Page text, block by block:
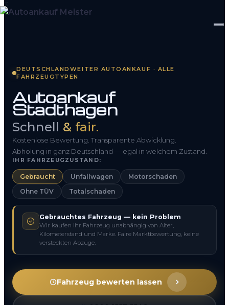
So funktioniert’s
Kontakt
FAQ
0800 1553 5546
DEUTSCHLANDWEITER AUTOANKAUF · ALLE
FAHRZEUGTYPEN
Autoankauf
Stadthagen
Schnell & fair.
Kostenlose Bewertung. Transparente Abwicklung.
Abholung in ganz Deutschland — egal in welchem Zustand.
IHR FAHRZEUGZUSTAND:
Gebraucht Unfallwagen
Motorschaden
Ohne TÜV
Totalschaden
Gebrauchtes Fahrzeug — kein Problem
Wir kaufen Ihr Fahrzeug unabhängig von Alter,
Kilometerstand und Marke. Faire Marktbewertung, keine
versteckten Abzüge.
Fahrzeug bewerten lassen